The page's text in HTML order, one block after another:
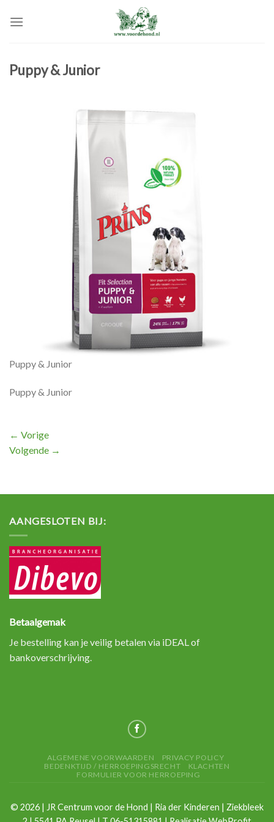
Puppy & Junior
Puppy & Junior
Puppy & Junior
← Vorige
Volgende →
AANGESLOTEN BIJ:
Betaalgemak
Je bestelling kan je veilig betalen via iDEAL of
bankoverschrijving.
ALGEMENE VOORWAARDEN
PRIVACY POLICY
BEDENKTIJD / HERROEPINGSRECHT
KLACHTEN
FORMULIER VOOR HERROEPING
© 2026 | JR Centrum voor de Hond | Ria der Kinderen | Ziekbleek